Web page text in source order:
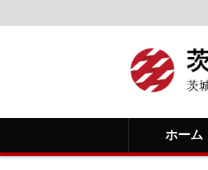
ホーム